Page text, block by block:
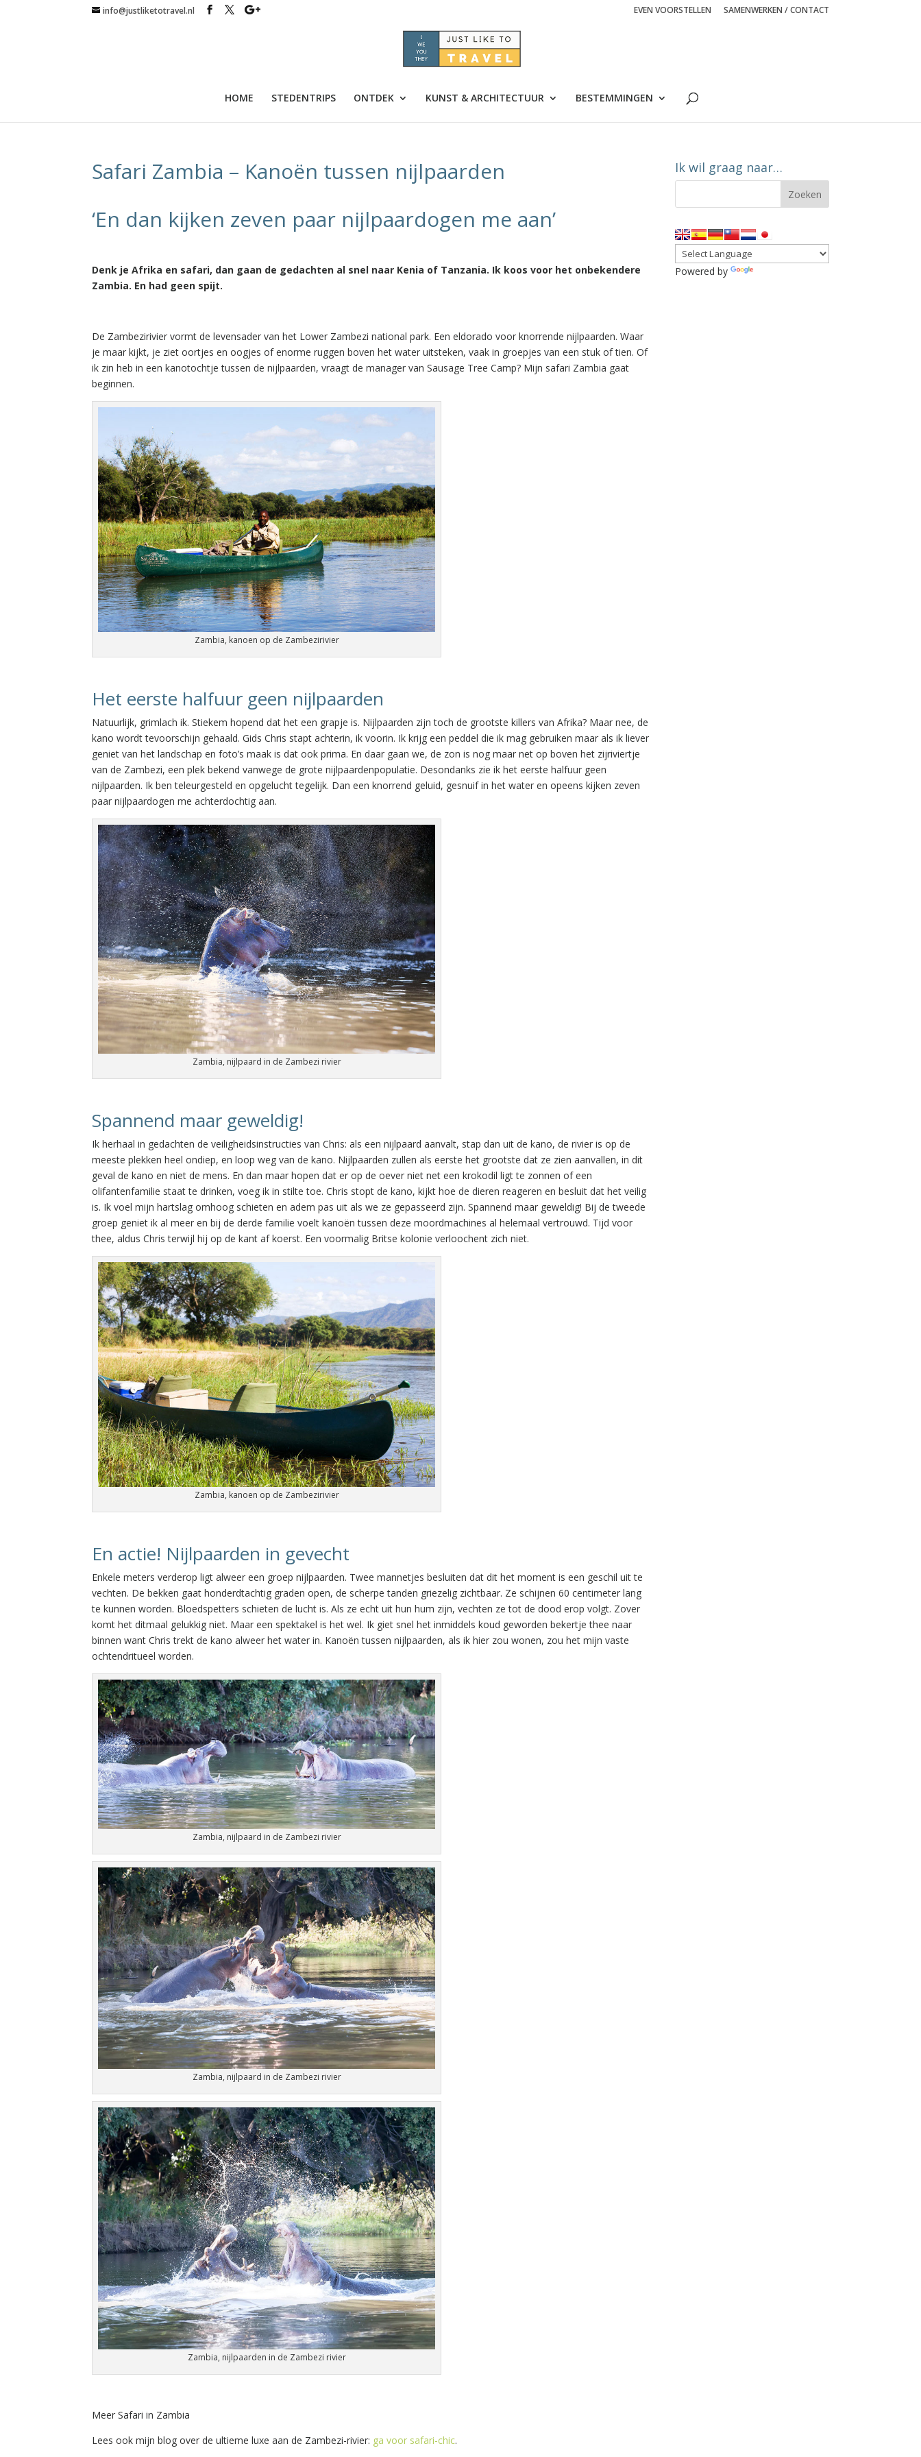
info@justliketotravel.nl EVEN VOORSTELLEN SAMENWERKEN / CONTACT
HOME STEDENTRIPS ONTDEK KUNST & ARCHITECTUUR BESTEMMINGEN
Safari Zambia – Kanoën tussen nijlpaarden
‘En dan kijken zeven paar nijlpaardogen me aan’
Denk je Afrika en safari, dan gaan de gedachten al snel naar Kenia of Tanzania. Ik koos voor het onbekendere
Zambia. En had geen spijt.
De Zambezirivier vormt de levensader van het Lower Zambezi national park. Een eldorado voor knorrende nijlpaarden. Waar
je maar kijkt, je ziet oortjes en oogjes of enorme ruggen boven het water uitsteken, vaak in groepjes van een stuk of tien. Of
ik zin heb in een kanotochtje tussen de nijlpaarden, vraagt de manager van Sausage Tree Camp? Mijn safari Zambia gaat
beginnen.
Zambia, kanoen op de Zambezirivier
Het eerste halfuur geen nijlpaarden
Natuurlijk, grimlach ik. Stiekem hopend dat het een grapje is. Nijlpaarden zijn toch de grootste killers van Afrika? Maar nee, de
kano wordt tevoorschijn gehaald. Gids Chris stapt achterin, ik voorin. Ik krijg een peddel die ik mag gebruiken maar als ik liever
geniet van het landschap en foto’s maak is dat ook prima. En daar gaan we, de zon is nog maar net op boven het zijriviertje
van de Zambezi, een plek bekend vanwege de grote nijlpaardenpopulatie. Desondanks zie ik het eerste halfuur geen
nijlpaarden. Ik ben teleurgesteld en opgelucht tegelijk. Dan een knorrend geluid, gesnuif in het water en opeens kijken zeven
paar nijlpaardogen me achterdochtig aan.
Zambia, nijlpaard in de Zambezi rivier
Spannend maar geweldig!
Ik herhaal in gedachten de veiligheidsinstructies van Chris: als een nijlpaard aanvalt, stap dan uit de kano, de rivier is op de
meeste plekken heel ondiep, en loop weg van de kano. Nijlpaarden zullen als eerste het grootste dat ze zien aanvallen, in dit
geval de kano en niet de mens. En dan maar hopen dat er op de oever niet net een krokodil ligt te zonnen of een
olifantenfamilie staat te drinken, voeg ik in stilte toe. Chris stopt de kano, kijkt hoe de dieren reageren en besluit dat het veilig
is. Ik voel mijn hartslag omhoog schieten en adem pas uit als we ze gepasseerd zijn. Spannend maar geweldig! Bij de tweede
groep geniet ik al meer en bij de derde familie voelt kanoën tussen deze moordmachines al helemaal vertrouwd. Tijd voor
thee, aldus Chris terwijl hij op de kant af koerst. Een voormalig Britse kolonie verloochent zich niet.
Zambia, kanoen op de Zambezirivier
En actie! Nijlpaarden in gevecht
Enkele meters verderop ligt alweer een groep nijlpaarden. Twee mannetjes besluiten dat dit het moment is een geschil uit te
vechten. De bekken gaat honderdtachtig graden open, de scherpe tanden griezelig zichtbaar. Ze schijnen 60 centimeter lang
te kunnen worden. Bloedspetters schieten de lucht is. Als ze echt uit hun hum zijn, vechten ze tot de dood erop volgt. Zover
komt het ditmaal gelukkig niet. Maar een spektakel is het wel. Ik giet snel het inmiddels koud geworden bekertje thee naar
binnen want Chris trekt de kano alweer het water in. Kanoën tussen nijlpaarden, als ik hier zou wonen, zou het mijn vaste
ochtendritueel worden.
Zambia, nijlpaard in de Zambezi rivier
Zambia, nijlpaard in de Zambezi rivier
Zambia, nijlpaarden in de Zambezi rivier
Meer Safari in Zambia
Lees ook mijn blog over de ultieme luxe aan de Zambezi-rivier: ga voor safari-chic.
Ik wil graag naar…
Powered by